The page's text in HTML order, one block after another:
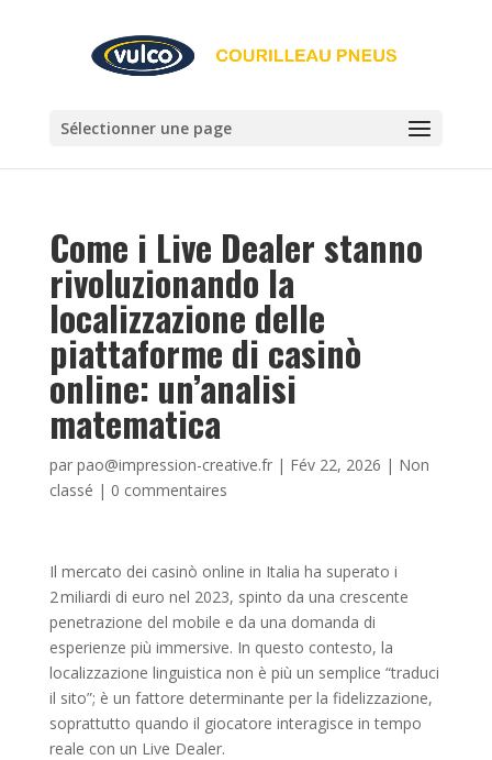
Sélectionner une page
Come i Live Dealer stanno
rivoluzionando la
localizzazione delle
piattaforme di casinò
online: un’analisi
matematica
par pao@impression-creative.fr| Fév 22, 2026 | Non
classé | 0 commentaires
Il mercato dei casinò online in Italia ha superato i
2 miliardi di euro nel 2023, spinto da una crescente
penetrazione del mobile e da una domanda di
esperienze più immersive. In questo contesto, la
localizzazione linguistica non è più un semplice “traduci
il sito”; è un fattore determinante per la fidelizzazione,
soprattutto quando il giocatore interagisce in tempo
reale con un Live Dealer.